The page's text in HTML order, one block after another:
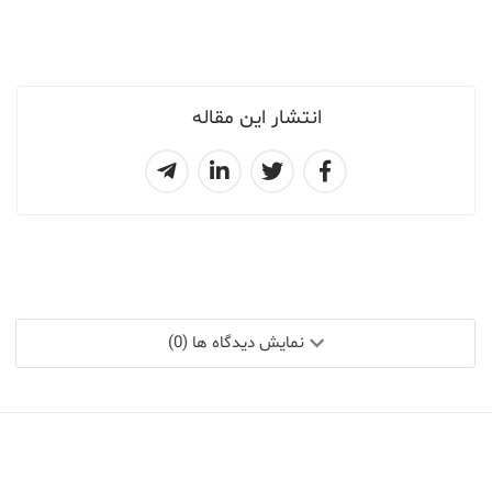
انتشار این مقاله
نمایش دیدگاه ها (0)